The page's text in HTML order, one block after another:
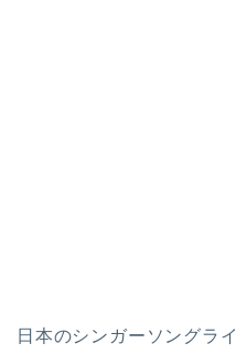
日本のシンガーソングラ